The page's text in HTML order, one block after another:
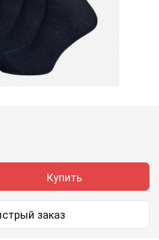
Купить
заказ